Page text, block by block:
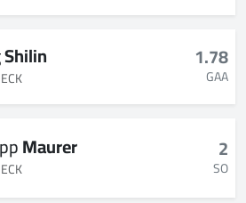
Shilin
ECK
1.78
GAA
Maurer
ECK
2
SO